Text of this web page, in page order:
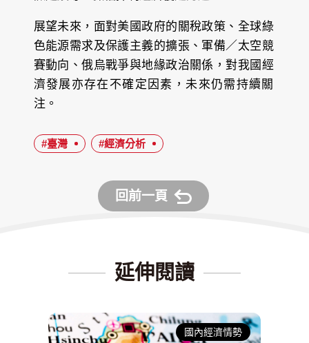
展望未來，面對美國政府的關稅政策、全球綠
色能源需求及保護主義的擴張、軍備／太空競
賽動向、俄烏戰爭與地緣政治關係，對我國經
濟發展亦存在不確定因素，未來仍需持續關
注。
#臺灣 #經濟分析
回前一頁
延伸閱讀
國內經濟情勢